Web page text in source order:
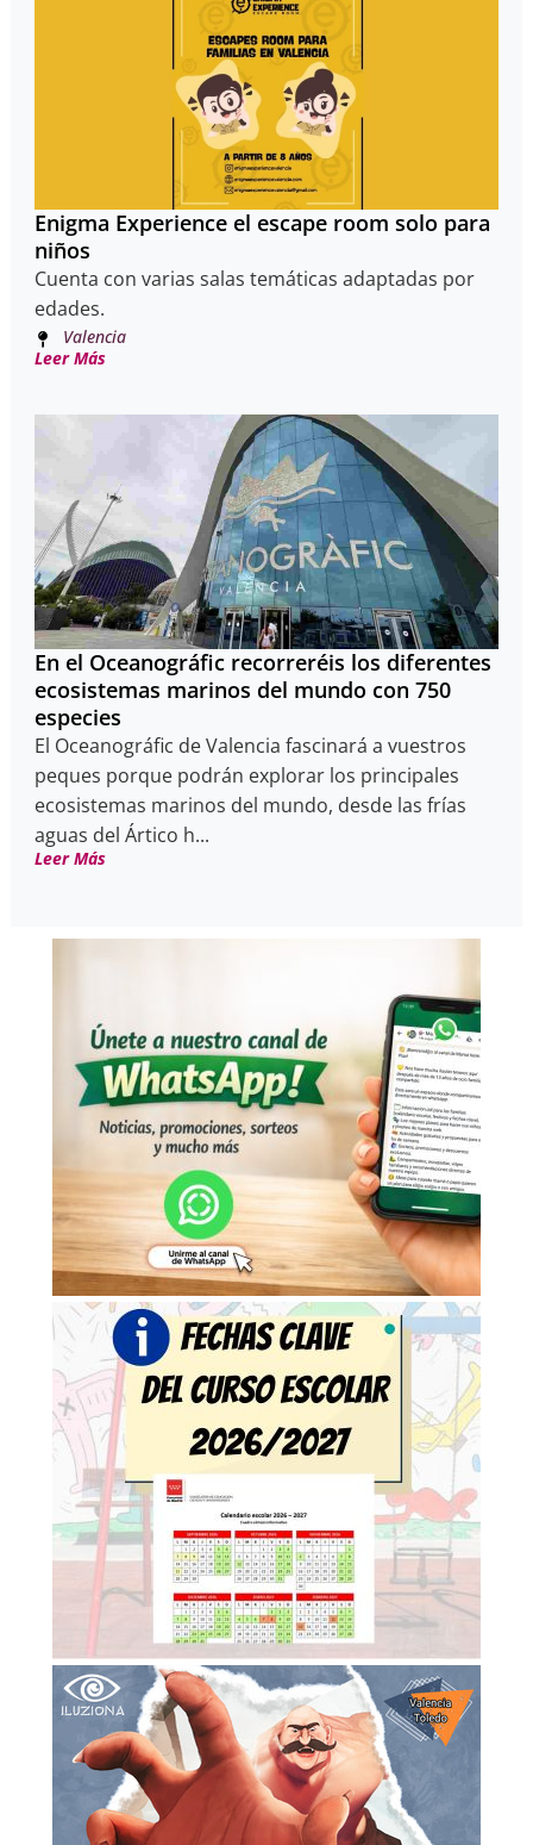
Enigma Experience el escape room solo para
niños
Cuenta con varias salas temáticas adaptadas por
edades.
Valencia
Leer Más
En el Oceanográfic recorreréis los diferentes
ecosistemas marinos del mundo con 750
especies
El Oceanográfic de Valencia fascinará a vuestros
peques porque podrán explorar los principales
ecosistemas marinos del mundo, desde las frías
aguas del Ártico h...
Leer Más